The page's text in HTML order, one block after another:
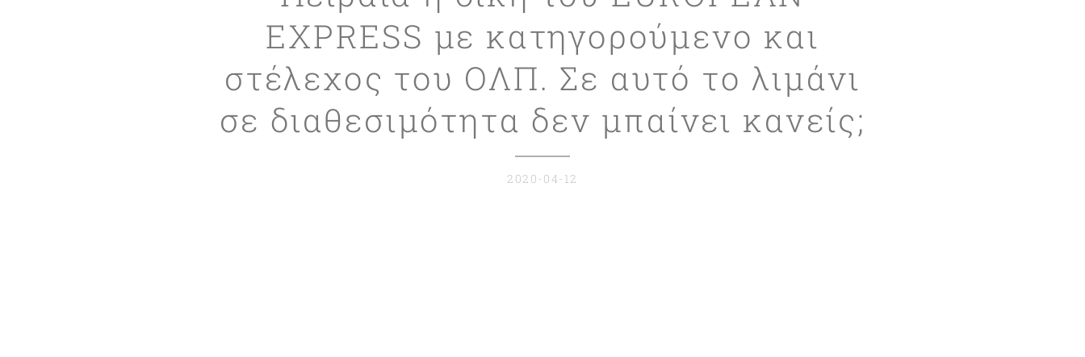
EXPRESS με κατηγορούμενο και
στέλεχος του ΟΛΠ. Σε αυτό το λιμάνι
σε διαθεσιμότητα δεν μπαίνει κανείς;
2020-04-12